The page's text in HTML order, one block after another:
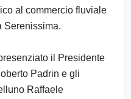
al commercio fluviale
Serenissima.
il Presidente
Padrin e gli
Raffaele